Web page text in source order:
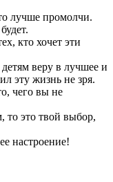
лучше промолчи.
кто хочет эти
веру в лучшее и
эту жизнь не зря.
чего вы не
то это твой выбор,
настроение!